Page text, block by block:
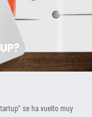
se ha vuelto muy